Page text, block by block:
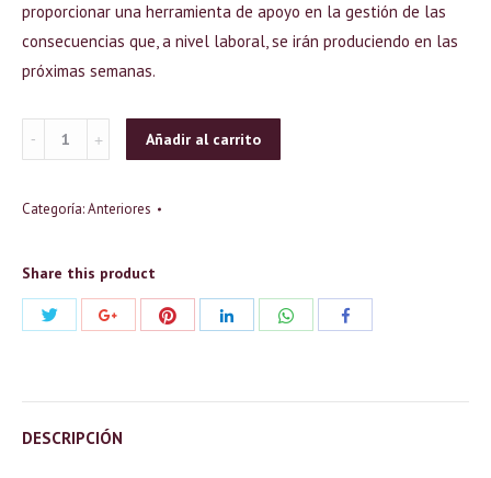
proporcionar una herramienta de apoyo en la gestión de las
consecuencias que, a nivel laboral, se irán produciendo en las
próximas semanas.
Cantidad Añadir al carrito
Categoría:Anteriores
Share this product
Compartir Compartir Compartir Compartir CompartirCompartir
DESCRIPCIÓN